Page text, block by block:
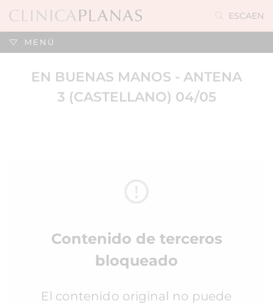
ESCAEN
MENÚ
EN BUENAS MANOS - ANTENA
3 (CASTELLANO) 04/05
Contenido de terceros
bloqueado
El contenido original no puede